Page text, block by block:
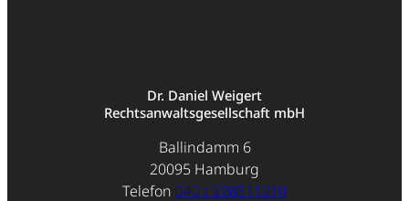
Dr. Daniel Weigert
Rechtsanwaltsgesellschaft mbH
Ballindamm 6
20095 Hamburg
Telefon 040 / 228511210